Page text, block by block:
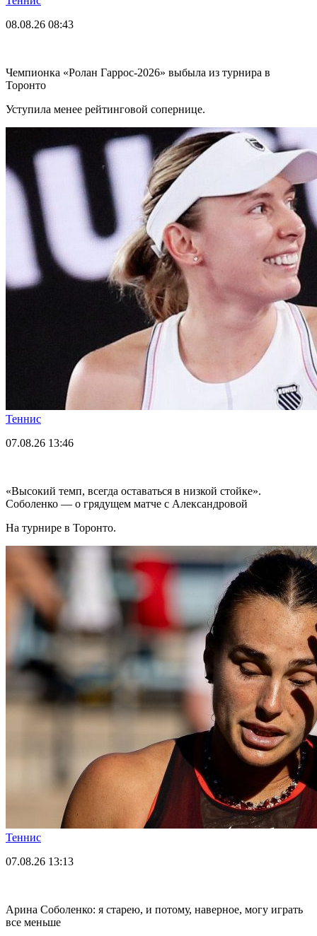
08.08.26 08:43
Чемпионка «Ролан Гаррос-2026» выбыла из турнира в
Торонто
Уступила менее рейтинговой сопернице.
Теннис
07.08.26 13:46
«Высокий темп, всегда оставаться в низкой стойке».
Соболенко — о грядущем матче с Александровой
На турнире в Торонто.
Теннис
07.08.26 13:13
Арина Соболенко: я старею, и потому, наверное, могу играть
все меньше